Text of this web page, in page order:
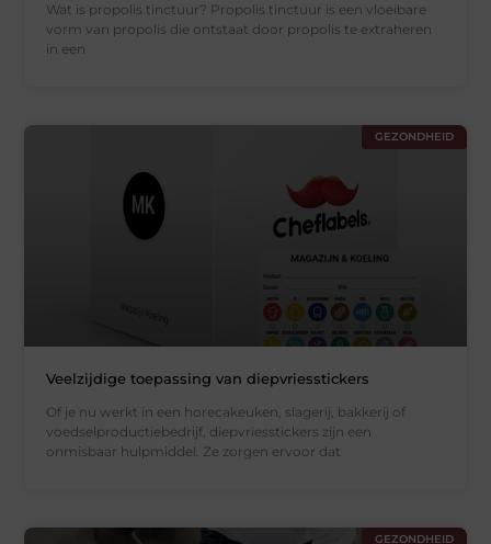
Wat is propolis tinctuur? Propolis tinctuur is een vloeibare
vorm van propolis die ontstaat door propolis te extraheren
in een
GEZONDHEID
Veelzijdige toepassing van diepvriesstickers
Of je nu werkt in een horecakeuken, slagerij, bakkerij of
voedselproductiebedrijf, diepvriesstickers zijn een
onmisbaar hulpmiddel. Ze zorgen ervoor dat
GEZONDHEID